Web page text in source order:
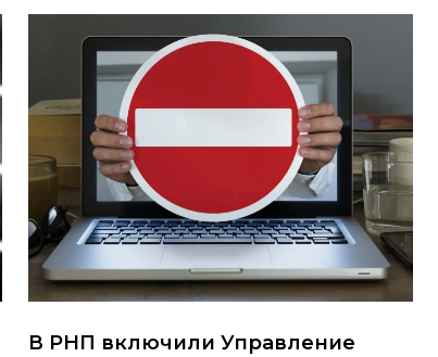
В РНП включили Управление